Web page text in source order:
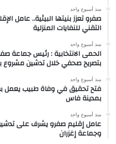
منذ أسبوع واحد
صفرو تعزز بنيتها البيئية.. عامل
التقني للنفايات المنزلية
منذ أسبوع واحد
الحمى الانتخابية : رئيس جماعة
بتصريح صحفي خلال تدشين مشروع
منذ أسبوع واحد
فتح تحقيق في وفاة طبيب يعمل
بمدينة فاس
منذ أسبوع واحد
عامل إقليم صفرو يشرف على تدشين
وجماعة إغزران